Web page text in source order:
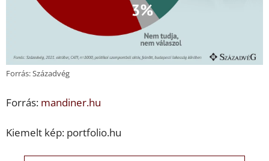
Forrás: Századvég
Forrás: mandiner.hu
Kiemelt kép: portfolio.hu